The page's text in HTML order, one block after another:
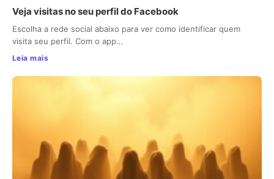
Veja visitas no seu perfil do Facebook
Escolha a rede social abaixo para ver como identificar quem
visita seu perfil. Com o app…
Leia mais